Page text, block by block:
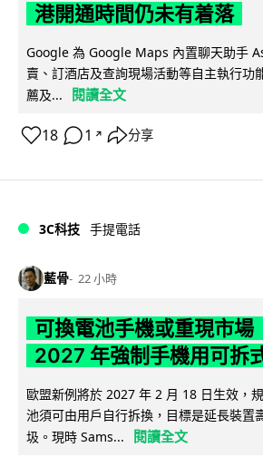
港開通時間仍未有着落
Google 為 Google Maps 內置聊天助手
賣、訂酒店及查詢現場活動等自主執行功
薦及...
閱讀全文
18 1 ↗ 分享
3C科技 手提電話
藍骨 22 小時
可換電池手機或重現市
2027 年強制手機用可拆
歐盟新例將於 2027 年 2 月 18 日生效，
池須可由用戶自行拆換，目標是延長裝置
圾。現時 Sams...
閱讀全文